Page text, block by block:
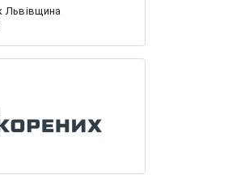
Львівщина